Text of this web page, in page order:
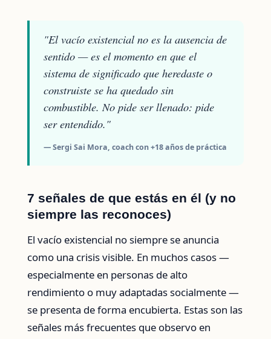
"El vacío existencial no es la ausencia de
sentido — es el momento en que el
sistema de significado que heredaste o
construiste se ha quedado sin
combustible. No pide ser llenado: pide
ser entendido."
— Sergi Sai Mora, coach con +18 años de práctica
7 señales de que estás en él (y no
siempre las reconoces)
El vacío existencial no siempre se anuncia
como una crisis visible. En muchos casos —
especialmente en personas de alto
rendimiento o muy adaptadas socialmente —
se presenta de forma encubierta. Estas son las
señales más frecuentes que observo en